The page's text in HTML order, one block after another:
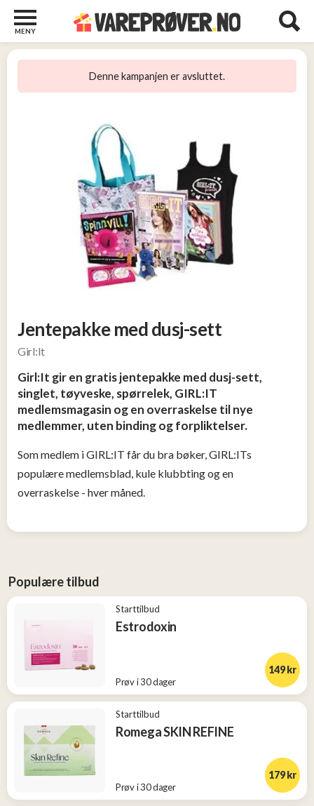
MENY
Denne kampanjen er avsluttet.
Jentepakke med dusj-sett
Girl:It
Girl:It gir en gratis jentepakke med dusj-sett,
singlet, tøyveske, spørrelek, GIRL:IT
medlemsmagasin og en overraskelse til nye
medlemmer, uten binding og forpliktelser.
Som medlem i GIRL:IT får du bra bøker, GIRL:ITs
populære medlemsblad, kule klubbting og en
overraskelse - hver måned.
Populære tilbud
Starttilbud
Estrodoxin
Prøv i 30 dager
149 kr
Starttilbud
Romega SKIN REFINE
Prøv i 30 dager
179 kr
Barn
Elektronikk
Kosttilskudd
Tjen
penger
13
Konkurranser
Populære
Nye